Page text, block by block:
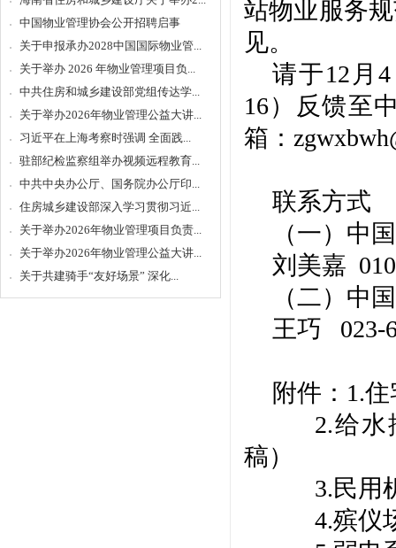
中国物业管理协会公开招聘启事
关于申报承办2028中国国际物业管...
关于举办 2026 年物业管理项目负...
中共住房和城乡建设部党组传达学...
关于举办2026年物业管理公益大讲...
习近平在上海考察时强调 全面践...
驻部纪检监察组举办视频远程教育...
中共中央办公厅、国务院办公厅印...
住房城乡建设部深入学习贯彻习近...
关于举办2026年物业管理项目负责...
关于举办2026年物业管理公益大讲...
关于共建骑手“友好场景” 深化...
站物业服务
见。
请于12月
16）反馈至
箱：
联系方式
（一）中
刘美嘉
（二）中
王巧
023-
附件： 1.
2.给
稿）
3.民用
4.殡仪